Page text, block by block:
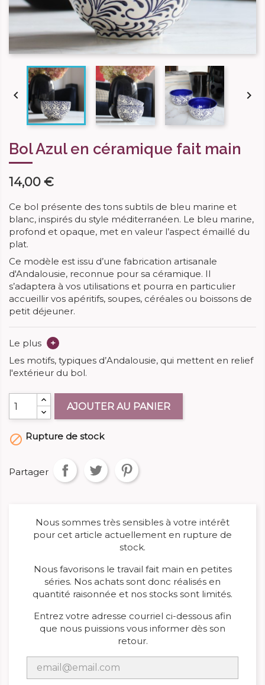
 
Bol Azul en céramique fait main
14,00 €
Ce bol présente des tons subtils de bleu marine et
blanc, inspirés du style méditerranéen. Le bleu marine,
profond et opaque, met en valeur l’aspect émaillé du
plat.
Ce modèle est issu d’une fabrication artisanale
d'Andalousie, reconnue pour sa céramique. Il
s’adaptera à vos utilisations et pourra en particulier
accueillir vos apéritifs, soupes, céréales ou boissons de
petit déjeuner.
Le plus
+
Les motifs, typiques d’Andalousie, qui mettent en relief
l'extérieur du bol.
AJOUTER AU PANIER
 Rupture de stock
Partager
Nous sommes très sensibles à votre intérêt
pour cet article actuellement en rupture de
stock.
Nous favorisons le travail fait main en petites
séries. Nos achats sont donc réalisés en
quantité raisonnée et nos stocks sont limités.
Entrez votre adresse courriel ci-dessous afin
que nous puissions vous informer dès son
retour.